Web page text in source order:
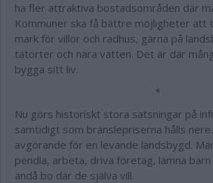
ha fler attraktiva bostadsområden där
Kommuner ska få bättre möjligheter att
mark för villor och radhus, gärna på
tätorter och nära vatten. Det är där
bygga sitt liv.
*
Nu görs historiskt stora satsningar på
samtidigt som bränslepriserna hålls
avgörande för en levande landsbygd.
pendla, arbeta, driva företag, lämna
ändå bo där de själva vill.